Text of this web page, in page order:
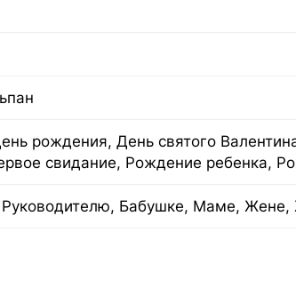
рождения, День святого
свидание, Рождение ребенка,
Бабушке, Маме, Жене,